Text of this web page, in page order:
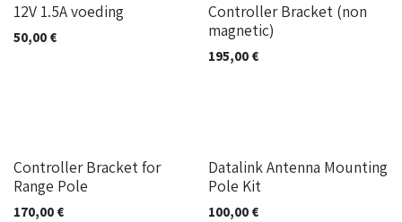
12V 1.5A voeding
50,00 €
Controller Bracket (non
magnetic)
195,00€
Controller Bracket for
Range Pole
170,00 €
Datalink Antenna Mounting
Pole Kit
100,00€